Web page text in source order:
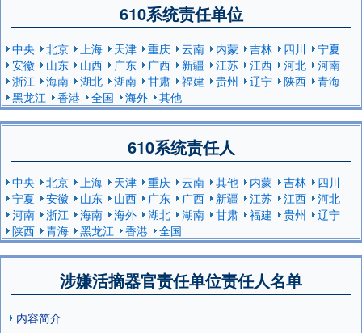
610系统责任单位
中央 北京 上海 天津 重庆 云南 内蒙 吉林 四川
宁夏
安徽
山东 山西 广东 广西 新疆 江苏 江西 河北
河南
浙江
海南 湖北 湖南 甘肃 福建 贵州 辽宁 陕西
青海
黑龙江
香港 全国 海外 其他
610系统责任人
中央 北京 上海 天津 重庆 云南 其他 内蒙 吉林
四川
宁夏
安徽 山东 山西 广东 广西 新疆 江苏 江西
河北
河南
浙江 海南 海外 湖北 湖南 甘肃 福建 贵州
辽宁
陕西
青海 黑龙江 香港 全国
涉嫌活摘器官责任单位责任人名单
内容简介